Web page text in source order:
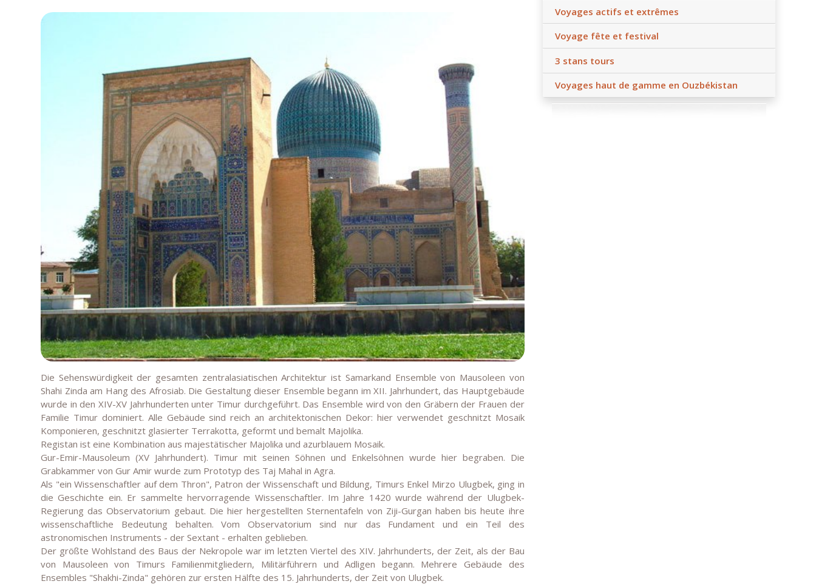
Die Sehenswürdigkeit der gesamten zentralasiatischen Architektur ist Samarkand Ensemble von Mausoleen von
Shahi Zinda am Hang des Afrosiab. Die Gestaltung dieser Ensemble begann im XII. Jahrhundert, das Hauptgebäude
wurde in den XIV-XV Jahrhunderten unter Timur durchgeführt. Das Ensemble wird von den Gräbern der Frauen der
Familie Timur dominiert. Alle Gebäude sind reich an architektonischen Dekor: hier verwendet geschnitzt Mosaik
Komponieren, geschnitzt glasierter Terrakotta, geformt und bemalt Majolika.
Registan ist eine Kombination aus majestätischer Majolika und azurblauem Mosaik.
Gur-Emir-Mausoleum (XV Jahrhundert). Timur mit seinen Söhnen und Enkelsöhnen wurde hier begraben. Die
Grabkammer von Gur Amir wurde zum Prototyp des Taj Mahal in Agra.
Als "ein Wissenschaftler auf dem Thron", Patron der Wissenschaft und Bildung, Timurs Enkel Mirzo Ulugbek, ging in
die Geschichte ein. Er sammelte hervorragende Wissenschaftler. Im Jahre 1420 wurde während der Ulugbek-
Regierung das Observatorium gebaut. Die hier hergestellten Sternentafeln von Ziji-Gurgan haben bis heute ihre
wissenschaftliche Bedeutung behalten. Vom Observatorium sind nur das Fundament und ein Teil des
astronomischen Instruments - der Sextant - erhalten geblieben.
Der größte Wohlstand des Baus der Nekropole war im letzten Viertel des XIV. Jahrhunderts, der Zeit, als der Bau
von Mausoleen von Timurs Familienmitgliedern, Militärführern und Adligen begann. Mehrere Gebäude des
Ensembles "Shakhi-Zinda" gehören zur ersten Hälfte des 15. Jahrhunderts, der Zeit von Ulugbek.
Voyages actifs et extrêmes
Voyage fête et festival
3 stans tours
Voyages haut de gamme en Ouzbékistan